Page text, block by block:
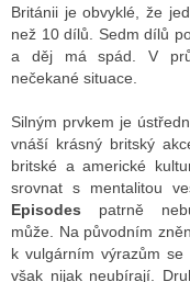
Británii je obvyklé, že
než 10 dílů. Sedm dílů
a děj má spád. V
nečekané situace.
Silným prvkem je
vnáší krásný britský
britské a americké
srovnat s mentalitou
Episodes patrně
může. Na původním
k vulgárním výrazům
však nijak neubírají.